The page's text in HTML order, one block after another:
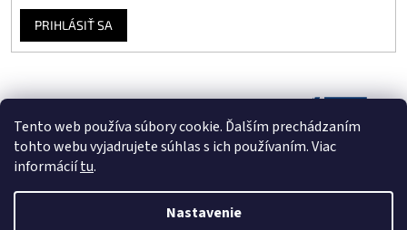
Tento web používa súbory cookie. Ďalším prechádzaním
tohto webu vyjadrujete súhlas s ich používaním. Viac
informáciítu.
Nastavenie
PRIHLÁSIŤ SA
Vytvoril Shoptet